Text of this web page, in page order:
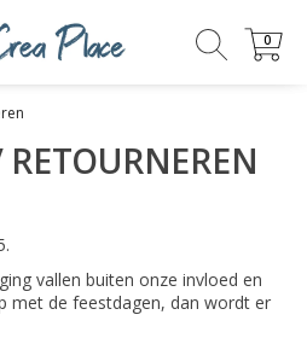
0
0
vallen buiten onze invloed en
met de feestdagen, dan wordt er